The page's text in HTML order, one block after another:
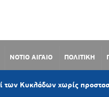
ΝΟΤΙΟ ΑΙΓΑΙΟ ΠΟΛΙΤΙΚΗ
χωρίς προστασία από